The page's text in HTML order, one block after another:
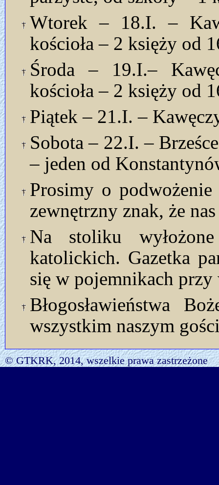
Wtorek – 18.I. –
kościoła – 2 księży od
Środa – 19.I.–
kościoła – 2 księży od
Piątek – 21.I. –
Sobota – 22.I. –
– jeden od
Prosimy o
zewnętrzny znak, że
Na stoliku
katolickich. Gazetka
się w pojemnikach przy
Błogosławieństwa
wszystkim naszym
© GTKRK, 2014, wszelkie prawa zastrzeżone